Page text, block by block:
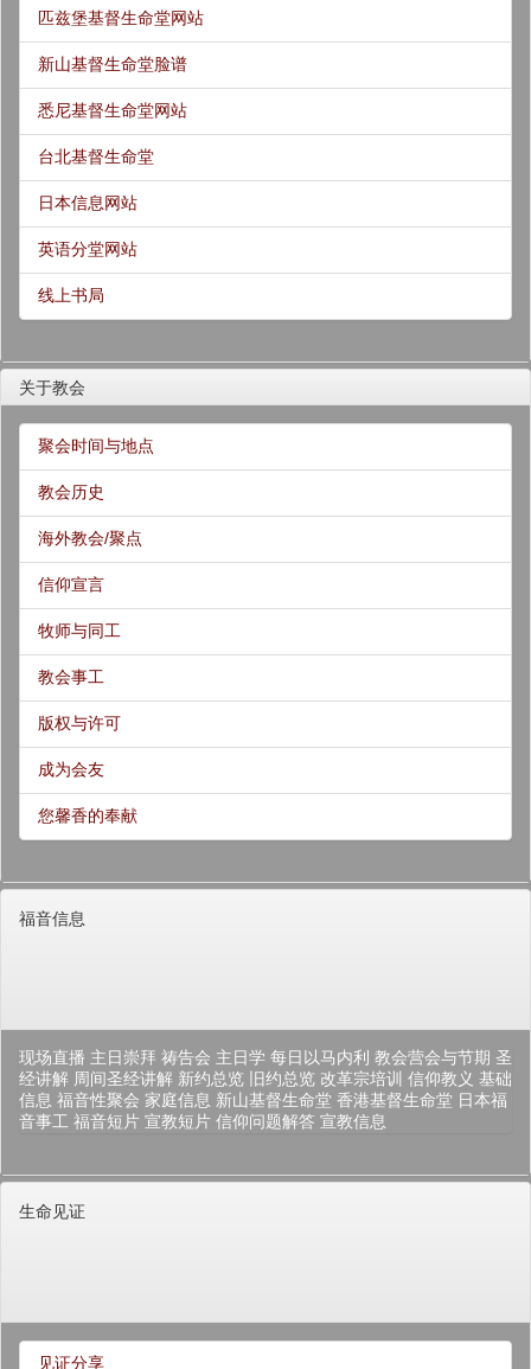
匹兹堡基督生命堂网站
新山基督生命堂脸谱
悉尼基督生命堂网站
台北基督生命堂
日本信息网站
英语分堂网站
线上书局
关于教会
聚会时间与地点
教会历史
海外教会/聚点
信仰宣言
牧师与同工
教会事工
版权与许可
成为会友
您馨香的奉献
福音信息
现场直播 主日崇拜 祷告会 主日学 每日以马内利 教会营会与节期 圣
经讲解 周间圣经讲解 新约总览 旧约总览 改革宗培训 信仰教义 基础
信息 福音性聚会 家庭信息 新山基督生命堂 香港基督生命堂 日本福
音事工 福音短片 宣教短片 信仰问题解答 宣教信息
生命见证
见证分享